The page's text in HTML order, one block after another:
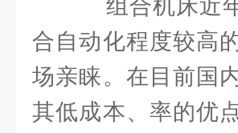
组合机床近
合自动化程度较高
场亲睐。在目前国
其低成本、率的优